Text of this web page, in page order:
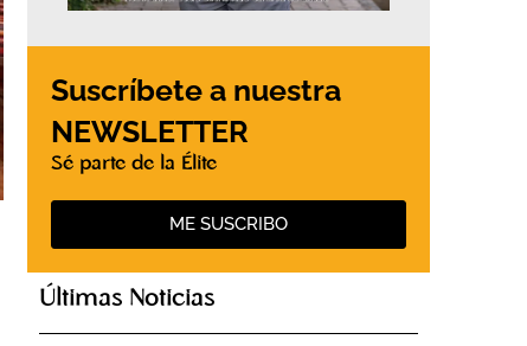
Suscríbete a nuestra
NEWSLETTER
Sé parte de la Élite
ME SUSCRIBO
Últimas Noticias